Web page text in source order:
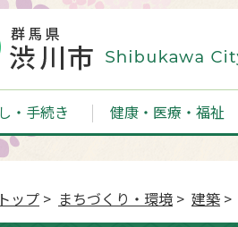
・手続き 健康・医療・福祉
ップ > まちづくり・環境 > 建築 >